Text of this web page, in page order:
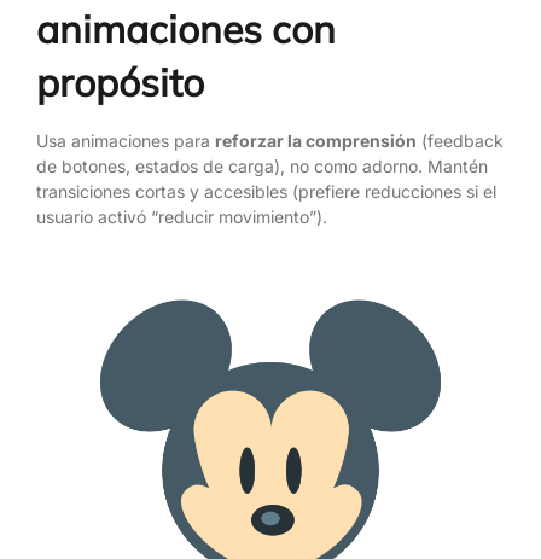
animaciones con
propósito
Usa animaciones para reforzar la comprensión (feedback
de botones, estados de carga), no como adorno. Mantén
transiciones cortas y accesibles (prefiere reducciones si el
usuario activó “reducir movimiento”).